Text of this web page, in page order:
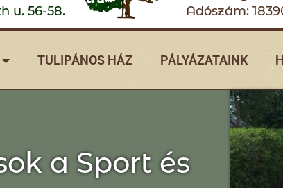
u. 56-58. Adószám:
TULIPÁNOS HÁZ PÁLYÁZATAINK
a Sport és